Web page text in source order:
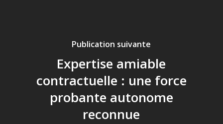
Publication suivante
Expertise amiable
contractuelle : une force
probante autonome
reconnue